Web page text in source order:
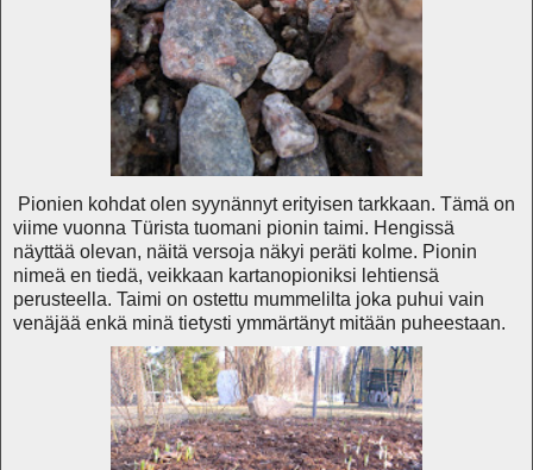
Pionien kohdat olen syynännyt erityisen tarkkaan. Tämä on
viime vuonna Türista tuomani pionin taimi. Hengissä
näyttää olevan, näitä versoja näkyi peräti kolme. Pionin
nimeä en tiedä, veikkaan kartanopioniksi lehtiensä
perusteella. Taimi on ostettu mummelilta joka puhui vain
venäjää enkä minä tietysti ymmärtänyt mitään puheestaan.